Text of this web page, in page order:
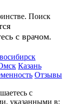
Поиск
с врачом.
Казань
Отзывы
с
указанными в: